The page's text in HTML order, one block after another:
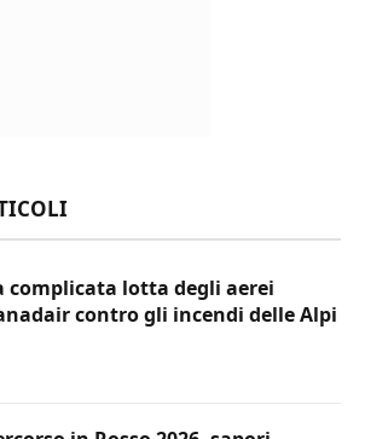
complicata lotta degli aerei
contro gli incendi delle Alpi